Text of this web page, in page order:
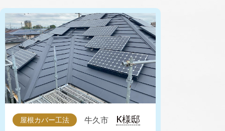
屋根カバー工法 牛久市 K様邸